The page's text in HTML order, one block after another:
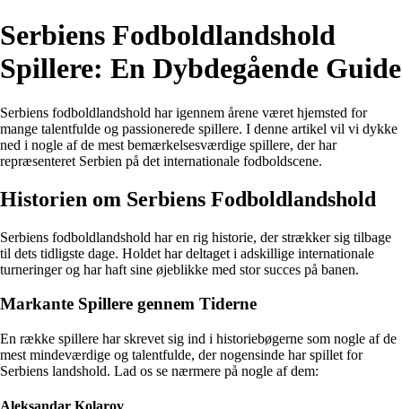
Serbiens Fodboldlandshold
Spillere: En Dybdegående Guide
Serbiens fodboldlandshold har igennem årene været hjemsted for
mange talentfulde og passionerede spillere. I denne artikel vil vi dykke
ned i nogle af de mest bemærkelsesværdige spillere, der har
repræsenteret Serbien på det internationale fodboldscene.
Historien om Serbiens Fodboldlandshold
Serbiens fodboldlandshold har en rig historie, der strækker sig tilbage
til dets tidligste dage. Holdet har deltaget i adskillige internationale
turneringer og har haft sine øjeblikke med stor succes på banen.
Markante Spillere gennem Tiderne
En række spillere har skrevet sig ind i historiebøgerne som nogle af de
mest mindeværdige og talentfulde, der nogensinde har spillet for
Serbiens landshold. Lad os se nærmere på nogle af dem: